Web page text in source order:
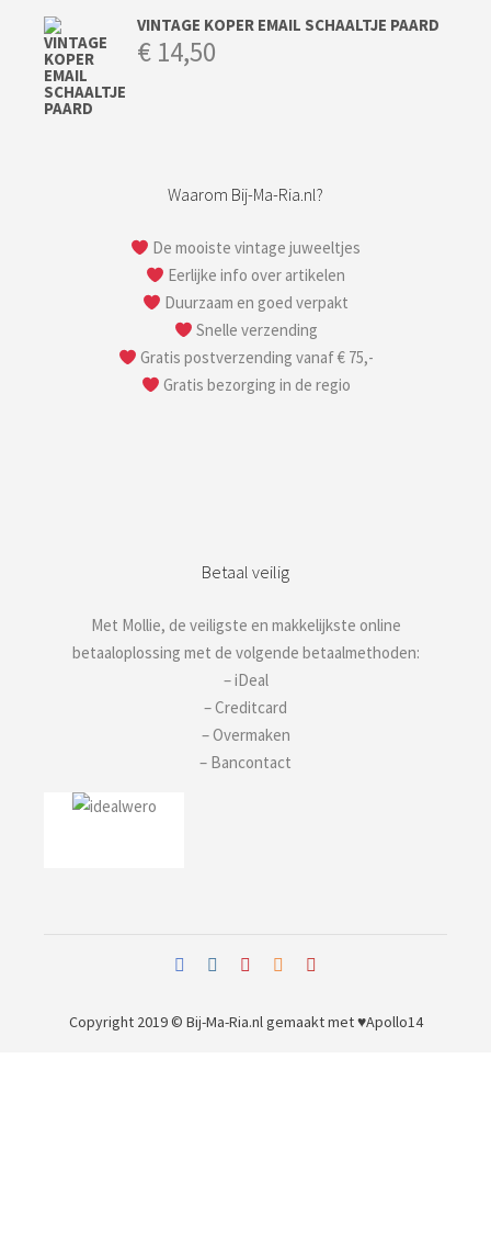
VINTAGE KOPER EMAIL SCHAALTJE PAARD
€ 14,50
Waarom Bij-Ma-Ria.nl?
De mooiste vintage juweeltjes
Eerlijke info over artikelen
Duurzaam en goed verpakt
Snelle verzending
Gratis postverzending vanaf € 75,-
Gratis bezorging in de regio
Betaal veilig
Met Mollie, de veiligste en makkelijkste online
betaaloplossing met de volgende betaalmethoden:
– iDeal
– Creditcard
– Overmaken
– Bancontact
Copyright 2019 © Bij-Ma-Ria.nlgemaakt met ♥Apollo14